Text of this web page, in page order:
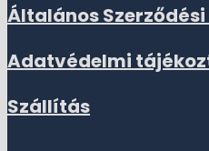
Általános
Adatvédelmi
Szállítás